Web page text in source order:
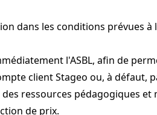
dans les conditions prévues à
l'ASBL, afin de
client Stageo ou, à défaut,
ressources pédagogiques
de prix.